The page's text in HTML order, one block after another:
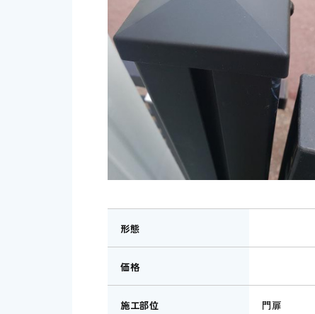
形態
価格
施工部位 門扉